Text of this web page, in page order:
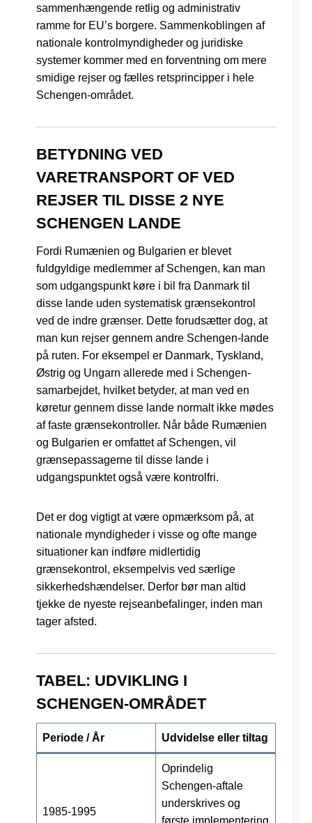
sammenhængende retlig og administrativ
ramme for EU’s borgere. Sammenkoblingen af
nationale kontrolmyndigheder og juridiske
systemer kommer med en forventning om mere
smidige rejser og fælles retsprincipper i hele
Schengen-området.
BETYDNING VED
VARETRANSPORT OF VED
REJSER TIL DISSE 2 NYE
SCHENGEN LANDE
Fordi Rumænien og Bulgarien er blevet
fuldgyldige medlemmer af Schengen, kan man
som udgangspunkt køre i bil fra Danmark til
disse lande uden systematisk grænsekontrol
ved de indre grænser. Dette forudsætter dog, at
man kun rejser gennem andre Schengen-lande
på ruten. For eksempel er Danmark, Tyskland,
Østrig og Ungarn allerede med i Schengen-
samarbejdet, hvilket betyder, at man ved en
køretur gennem disse lande normalt ikke mødes
af faste grænsekontroller. Når både Rumænien
og Bulgarien er omfattet af Schengen, vil
grænsepassagerne til disse lande i
udgangspunktet også være kontrolfri.
Det er dog vigtigt at være opmærksom på, at
nationale myndigheder i visse og ofte mange
situationer kan indføre midlertidig
grænsekontrol, eksempelvis ved særlige
sikkerhedshændelser. Derfor bør man altid
tjekke de nyeste rejseanbefalinger, inden man
tager afsted.
TABEL: UDVIKLING I
SCHENGEN-OMRÅDET
Periode / År Udvidelse eller tiltag
1985-1995
Oprindelig
Schengen-aftale
underskrives og
første implementering